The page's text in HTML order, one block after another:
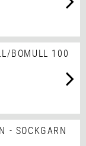
BOMULL 100
- SOCKGARN